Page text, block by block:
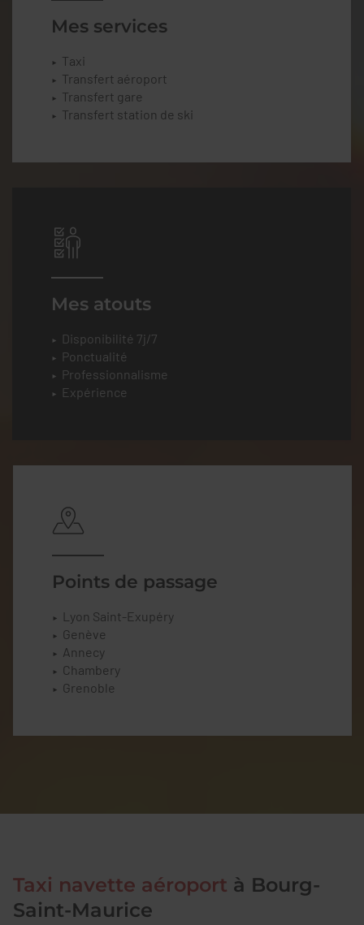
Mes services
Taxi
Transfert aéroport
Transfert gare
Transfert station de ski
Mes atouts
Disponibilité 7j/7
Ponctualité
Professionnalisme
Expérience
Points de passage
Lyon Saint-Exupéry
Genève
Annecy
Chambery
Grenoble
Taxi navette aéroport à Bourg-
Saint-Maurice